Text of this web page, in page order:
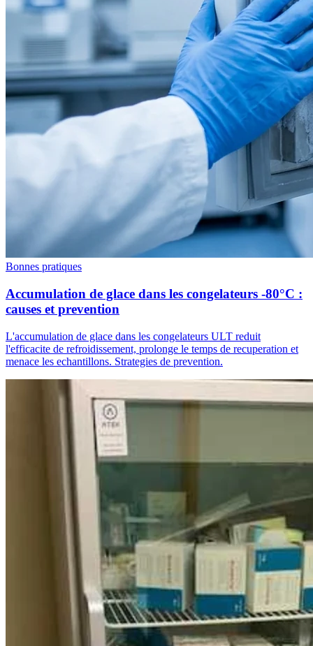
Bonnes pratiques
Accumulation de glace dans les congelateurs -80°C :
causes et prevention
L'accumulation de glace dans les congelateurs ULT reduit
l'efficacite de refroidissement, prolonge le temps de recuperation et
menace les echantillons. Strategies de prevention.